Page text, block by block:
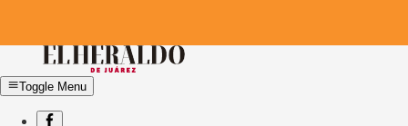
Toggle Menu